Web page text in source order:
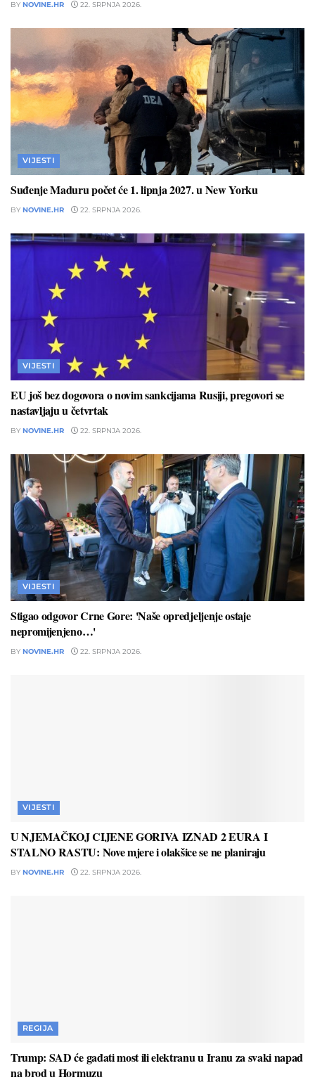
BY NOVINE.HR 22. SRPNJA 2026.
VIJESTI
Suđenje Maduru počet će 1. lipnja 2027. u New Yorku
BY NOVINE.HR 22. SRPNJA 2026.
VIJESTI
EU još bez dogovora o novim sankcijama Rusiji, pregovori se
nastavljaju u četvrtak
BY NOVINE.HR 22. SRPNJA 2026.
VIJESTI
Stigao odgovor Crne Gore: 'Naše opredjeljenje ostaje
nepromijenjeno…'
BY NOVINE.HR 22. SRPNJA 2026.
VIJESTI
U NJEMAČKOJ CIJENE GORIVA IZNAD 2 EURA I
STALNO RASTU: Nove mjere i olakšice se ne planiraju
BY NOVINE.HR 22. SRPNJA 2026.
REGIJA
Trump: SAD će gađati most ili elektranu u Iranu za svaki napad
na brod u Hormuzu